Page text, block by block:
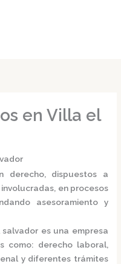
en Villa el
derecho, dispuestos a
en procesos
asesoramiento y
es una empresa
como: derecho laboral,
y diferentes trámites